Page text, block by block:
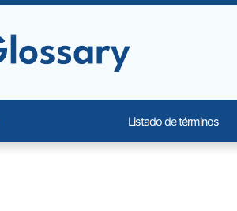
related
etc.
Listado de términos